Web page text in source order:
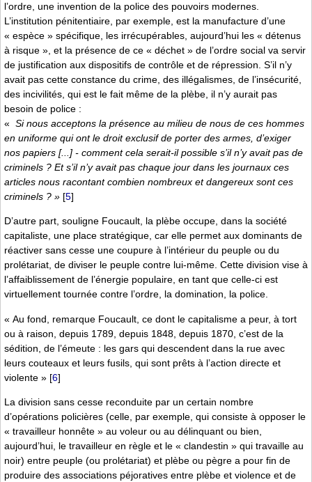
l’ordre, une invention de la police des pouvoirs modernes.
L’institution pénitentiaire, par exemple, est la manufacture d’une
« espèce » spécifique, les irrécupérables, aujourd’hui les « détenus
à risque », et la présence de ce « déchet » de l’ordre social va servir
de justification aux dispositifs de contrôle et de répression. S’il n’y
avait pas cette constance du crime, des illégalismes, de l’insécurité,
des incivilités, qui est le fait même de la plèbe, il n’y aurait pas
besoin de police :
« Si nous acceptons la présence au milieu de nous de ces hommes
en uniforme qui ont le droit exclusif de porter des armes, d’exiger
nos papiers [...] - comment cela serait-il possible s’il n’y avait pas de
criminels ? Et s’il n’y avait pas chaque jour dans les journaux ces
articles nous racontant combien nombreux et dangereux sont ces
criminels ? » [5]
D’autre part, souligne Foucault, la plèbe occupe, dans la société
capitaliste, une place stratégique, car elle permet aux dominants de
réactiver sans cesse une coupure à l’intérieur du peuple ou du
prolétariat, de diviser le peuple contre lui-même. Cette division vise à
l’affaiblissement de l’énergie populaire, en tant que celle-ci est
virtuellement tournée contre l’ordre, la domination, la police.
« Au fond, remarque Foucault, ce dont le capitalisme a peur, à tort
ou à raison, depuis 1789, depuis 1848, depuis 1870, c’est de la
sédition, de l’émeute : les gars qui descendent dans la rue avec
leurs couteaux et leurs fusils, qui sont prêts à l’action directe et
violente » [6]
La division sans cesse reconduite par un certain nombre
d’opérations policières (celle, par exemple, qui consiste à opposer le
« travailleur honnête » au voleur ou au délinquant ou bien,
aujourd’hui, le travailleur en règle et le « clandestin » qui travaille au
noir) entre peuple (ou prolétariat) et plèbe ou pègre a pour fin de
produire des associations péjoratives entre plèbe et violence et de